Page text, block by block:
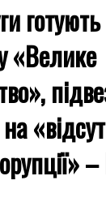
«Велике